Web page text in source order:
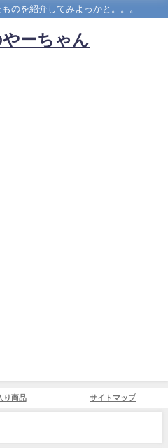
のを紹介してみよっかと。。。
ーちゃん
り商品 サイトマップ